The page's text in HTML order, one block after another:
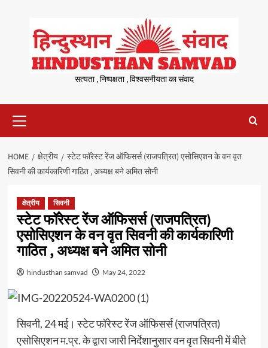
content
सत्यता , निष्पक्षता , विश्वसनीयता का संवाद
Menu
HOME क्षेत्रीय
स्टेट फॉरेस्ट रेंज ऑफिसर्स (राजपत्रित) एसोसिएशन के वन वृत
सिवनी की कार्यकारिणी गाठित , अध्यक्ष बने अमित सोनी
क्षेत्रीय सिवनी
स्टेट फॉरेस्ट रेंज ऑफिसर्स (राजपत्रित)
एसोसिएशन के वन वृत सिवनी की कार्यकारिणी
गाठित , अध्यक्ष बने अमित सोनी
hindusthan samvad May 24, 2022
सिवनी, 24 मई। स्टेट फॉरेस्ट रेंज ऑफिसर्स (राजपत्रित)
एसोसिएशन म.प्र. के द्वारा जारी निर्देशानुसार वन वृत सिवनी में बीते